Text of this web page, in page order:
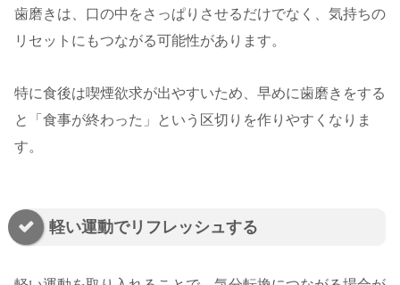
歯磨きは、口の中をさっぱりさせるだけでなく、気持ちの
リセットにもつながる可能性があります。
特に食後は喫煙欲求が出やすいため、早めに歯磨きをする
と「食事が終わった」という区切りを作りやすくなりま
す。
軽い運動でリフレッシュする